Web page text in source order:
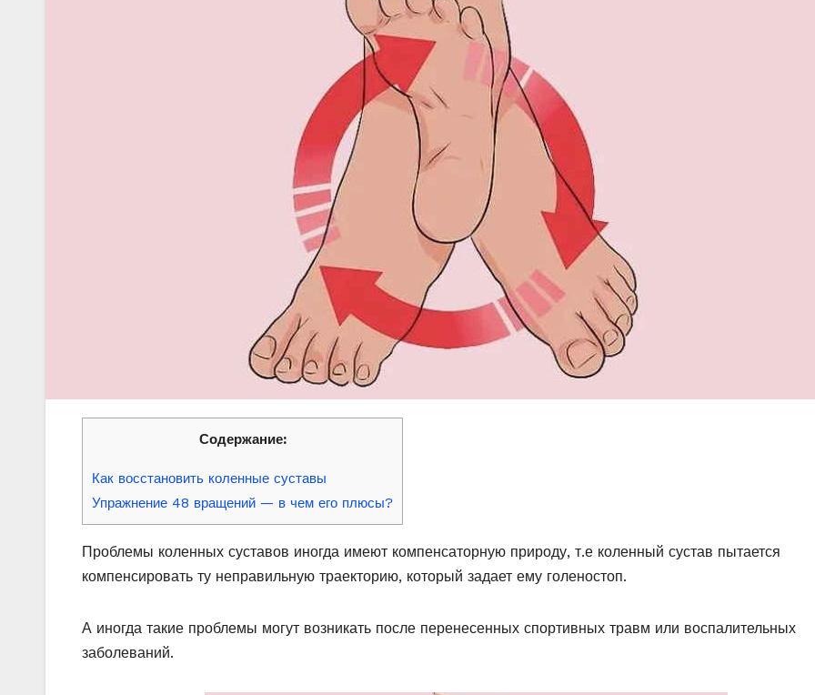
Содержание:
Как восстановить коленные суставы
Упражнение 48 вращений — в чем его плюсы?
Проблемы коленных суставов иногда имеют компенсаторную природу, т.е коленный сустав пытается
компенсировать ту неправильную траекторию, который задает ему голеностоп.
А иногда такие проблемы могут возникать после перенесенных спортивных травм или воспалительных
заболеваний.